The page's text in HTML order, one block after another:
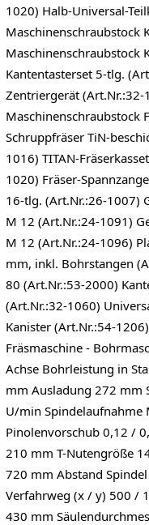
1020) Halb-Universal-
Maschinenschraubstock
Maschinenschraubstock
Kantentasterset 5-tlg.
Zentriergerät (Art.Nr.:32-
Maschinenschraubstock
Schruppfräser TiN-
1016) TITAN-
1020) Fräser-
16-tlg. (Art.Nr.:26-1007)
M 12 (Art.Nr.:24-1091)
M 12 (Art.Nr.:24-1096)
mm, inkl. Bohrstangen
80 (Art.Nr.:53-2000)
(Art.Nr.:32-1060)
Kanister (Art.Nr.:54-
Fräsmaschine -
Achse​ Bohrleistung in
mm Ausladung 272 mm
U/min Spindelaufnahme
Pinolenvorschub 0,12 /
210 mm T-Nutengröße
720 mm Abstand
Verfahrweg (x / y) 500 /
430 mm